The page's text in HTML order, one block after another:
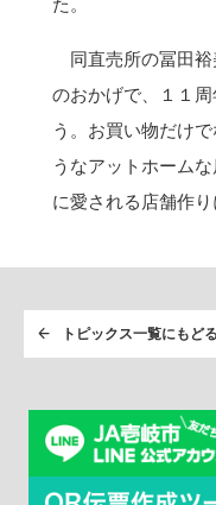
た。
同直売所の冨田裕
のおかげで、１１
う。お買い物だけ
うなアットホーム
に愛される店舗作り
トピックス一覧にもどる